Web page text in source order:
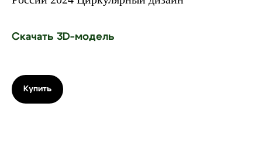
Скачать 3D-модель
Купить